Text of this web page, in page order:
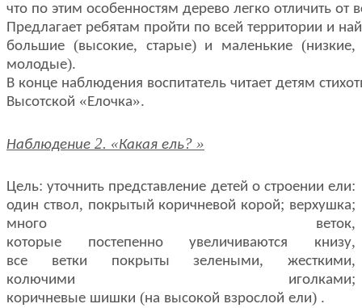
что по этим особенностям дерево легко отличить от
Предлагает ребятам пройти по всей территории и
большие (высокие, старые) и маленькие (низкие,
молодые).
В конце наблюдения воспитатель читает детям
Высотской « Елочка».
Наблюдение 2. «Какая ель? »
Цель:уточнить представление детей о строении ели:
один ствол, покрытый коричневой корой; верхушка;
много веток,
которые постепенно увеличиваются книзу,
все ветки покрыты зелеными, жесткими,
колючими иголками;
коричневые шишки (на высокой взрослой ели) .